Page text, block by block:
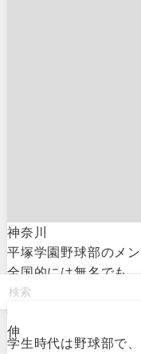
神奈川
平塚学園野球部のメ
全国的には無名でも
伸
学生時代は野球部で